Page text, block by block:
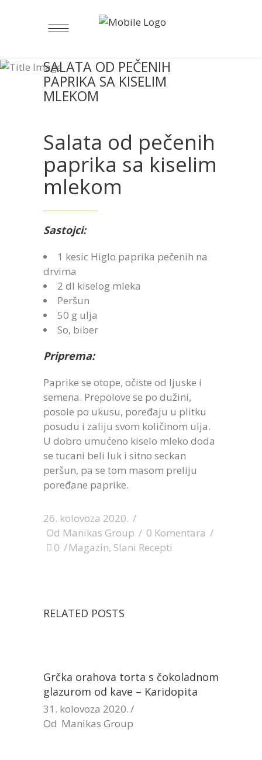
SALATA OD PEČENIH
PAPRIKA SA KISELIM
MLEKOM
Salata od pečenih
paprika sa kiselim
mlekom
Sastojci:
1 kesic Higlo paprika pečenih na
drvima
2 dl kiselog mleka
Peršun
50 g ulja
So, biber
Priprema:
Paprike se otope, očiste od ljuske i
semena. Prepolove se po dužini,
posole po ukusu, poređaju u plitku
posudu i zaliju svom količinom ulja.
U dobro umućeno kiselo mleko doda
se tucani beli luk i sitno seckan
peršun, pa se tom masom preliju
poređane paprike.
26. kolovoza 2020.
Od Manikas Group
0 Komentara
0
Magazin, Slani Recepti
RELATED POSTS
Grčka orahova torta s čokoladnom
glazurom od kave – Karidopita
31. kolovoza 2020.
Od Manikas Group